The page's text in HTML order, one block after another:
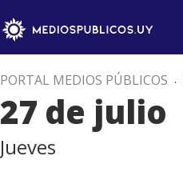
PORTAL MEDIOS PÚBLICOS .
27 de julio
Jueves